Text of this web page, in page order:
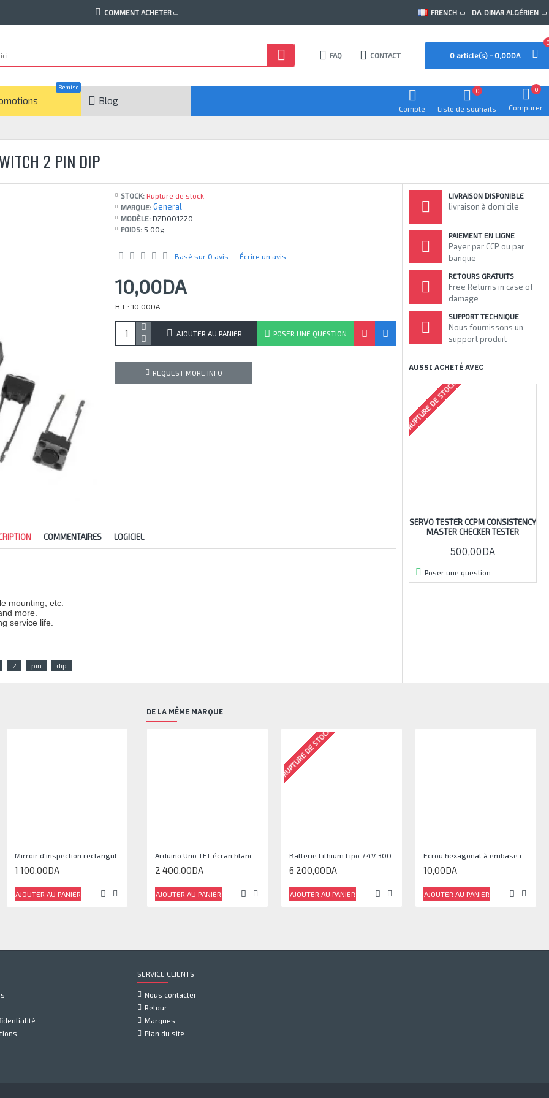
COMMENT ACHETER FRENCH DA DINAR ALGÉRIEN
FAQ CONTACT 0 article(s) - 0,00DA
Remise
Blog
Compte Liste de souhaits
0
Comparer
0
2 PIN DIP
STOCK: Rupture de stock
MARQUE: General
MODÈLE: DZD001220
POIDS: 5.00g
Basé sur 0 avis. - Écrire un avis
10,00DA
H.T : 10,00DA
AJOUTER AU PANIER POSER UNE QUESTION
REQUEST MORE INFO
COMMENTAIRES LOGICIEL
mounting, etc.
more.
service life.
2 pin dip
LIVRAISON DISPONIBLE
livraison à domicile
PAIEMENT EN LIGNE
Payer par CCP ou par
banque
RETOURS GRATUITS
Free Returns in case of
damage
SUPPORT TECHNIQUE
Nous fournissons un
support produit
AUSSI ACHETÉ AVEC
RUPTURE DE STOCK
SERVO TESTER CCPM CONSISTENCY
MASTER CHECKER TESTER
500,00DA
Poser une question
1 100,00DA
AJOUTER AU PANIER
DE LA MÊME MARQUE
2 400,00DA
AJOUTER AU PANIER
RUPTURE DE STOCK
6 200,00DA
AJOUTER AU PANIER
Ecrou hexagonal à embase crantée M5
10,00DA
AJOUTER AU PANIER
SERVICE CLIENTS
Nous contacter
Retour
Marques
Plan du site